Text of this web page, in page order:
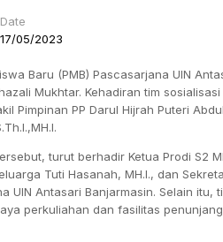
Date
17/05/2023
Baru (PMB) Pascasarjana UIN
Mukhtar. Kehadiran tim
Pimpinan PP Darul Hijrah Puteri
turut berhadir Ketua Prodi S2
Tuti Hasanah, MH.I., dan
UIN Antasari Banjarmasin. Selain
perkuliahan dan fasilitas